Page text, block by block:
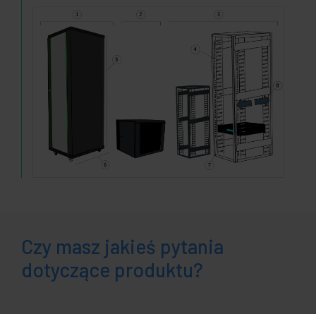
Czy masz jakieś pytania
dotyczące produktu?